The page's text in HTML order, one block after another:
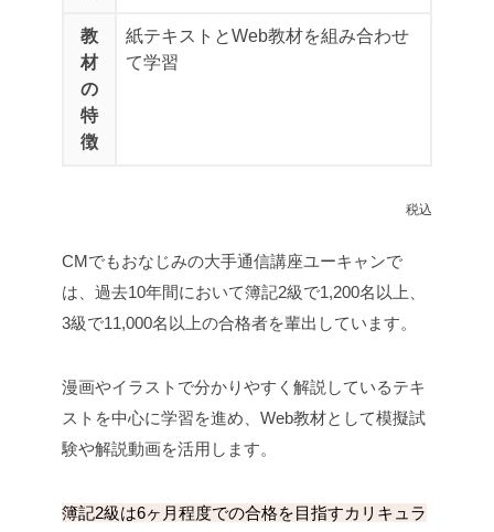
教
材
の
特
徴
紙テキストとWeb教材を組み合わせ
て学習
税込
CMでもおなじみの大手通信講座ユーキャンで
は、過去10年間において簿記2級で1,200名以上、
3級で11,000名以上の合格者を輩出しています。
漫画やイラストで分かりやすく解説しているテキ
ストを中心に学習を進め、Web教材として模擬試
験や解説動画を活用します。
簿記2級は6ヶ月程度での合格を目指すカリキュラ